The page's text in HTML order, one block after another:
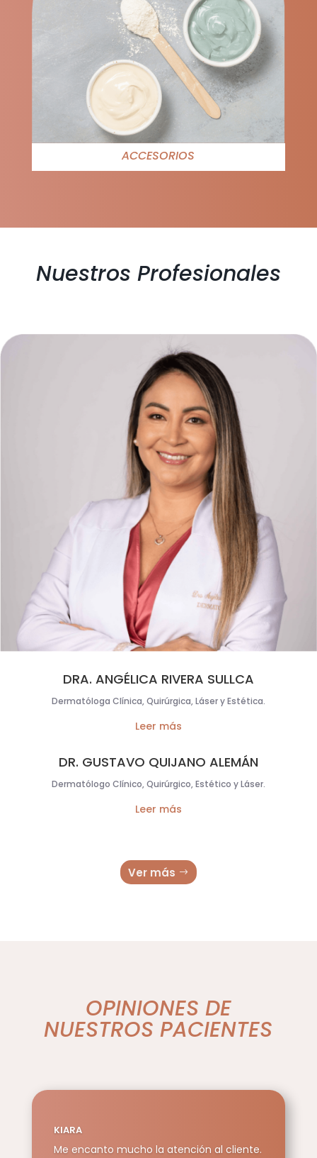
ACCESORIOS
Nuestros Profesionales
DRA. ANGÉLICA RIVERA SULLCA
Dermatóloga Clínica, Quirúrgica, Láser y Estética.
Leer más
DR. GUSTAVO QUIJANO ALEMÁN
Dermatólogo Clínico, Quirúrgico, Estético y Láser.
Leer más
Ver más
OPINIONES DE
NUESTROS PACIENTES
KIARA
Me encanto mucho la atención al cliente.